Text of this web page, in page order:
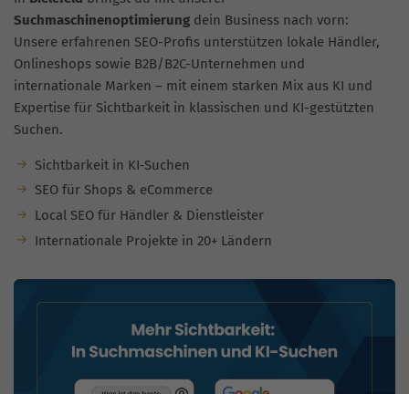
Suchmaschinenoptimierung dein Business nach vorn:
Unsere erfahrenen SEO-Profis unterstützen lokale Händler,
Onlineshops sowie B2B/B2C-Unternehmen und
internationale Marken – mit einem starken Mix aus KI und
Expertise für Sichtbarkeit in klassischen und KI-gestützten
Suchen.
Sichtbarkeit in KI‑Suchen
SEO für Shops & eCommerce
Local SEO für Händler & Dienstleister
Internationale Projekte in 20+ Ländern